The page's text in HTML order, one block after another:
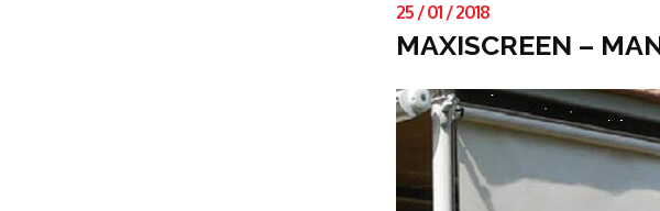
25 /01 /2018
MAXISCREEN –